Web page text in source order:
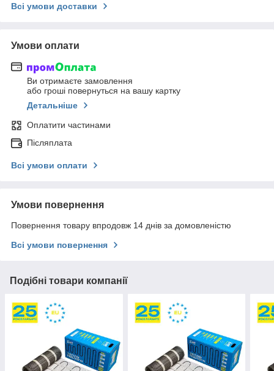
Всі умови доставки
Умови оплати
Ви отримаєте замовлення
або гроші повернуться на вашу картку
Детальніше
Оплатити частинами
Післяплата
Всі умови оплати
Умови повернення
Повернення товару впродовж 14 днів за домовленістю
Всі умови повернення
Подібні товари компанії